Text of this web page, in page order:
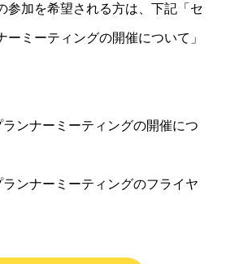
参加を希望される方は、下記「セ
ーミーティングの開催について」
ンナーミーティングの開催につ
ンナーミーティングのフライヤ